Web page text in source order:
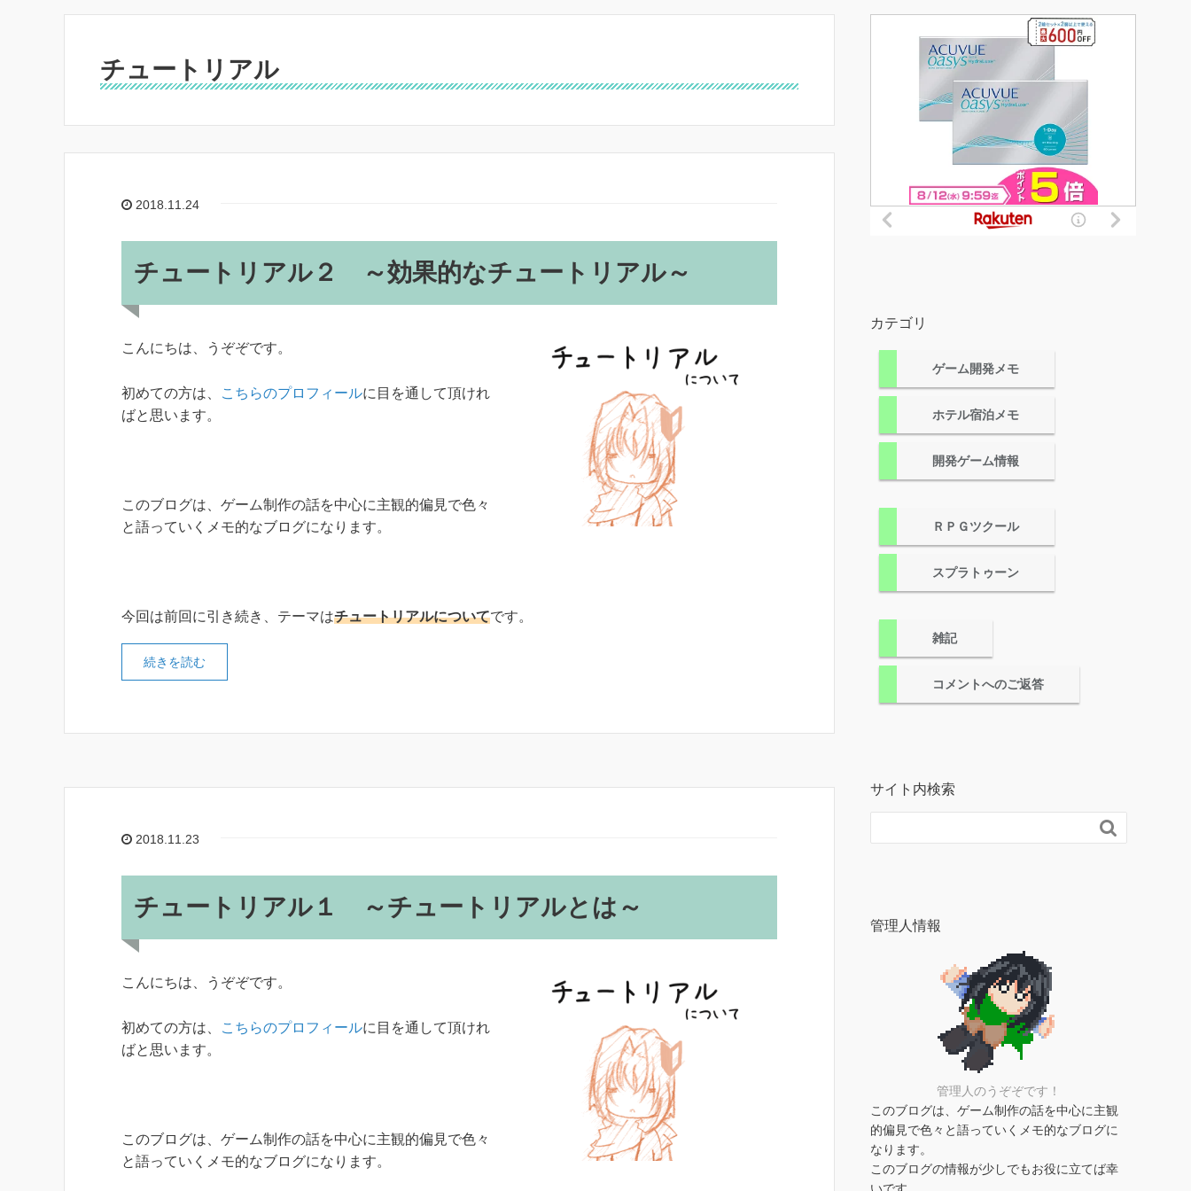
チュートリアル
2018.11.24
チュートリアル２ ～効果的なチュートリアル～
こんにちは、うぞぞです。
初めての方は、 こちらのプロフィールに目を通して頂けれ
ばと思います。
このブログは、ゲーム制作の話を中心に主観的偏見で色々
と語っていくメモ的なブログになります。
今回は前回に引き続き、テーマはチュートリアルについてです。
続きを読む
2018.11.23
チュートリアル１ ～チュートリアルとは～
こんにちは、うぞぞです。
初めての方は、 こちらのプロフィールに目を通して頂けれ
ばと思います。
このブログは、ゲーム制作の話を中心に主観的偏見で色々
と語っていくメモ的なブログになります。
カテゴリ
ゲーム開発メモ
ホテル宿泊メモ
開発ゲーム情報
ＲＰＧツクール
スプラトゥーン
雑記
コメントへのご返答
サイト内検索

管理人情報
管理人のうぞぞです！
このブログは、ゲーム制作の話を中心に主観
的偏見で色々と語っていくメモ的なブログに
なります。
このブログの情報が少しでもお役に立てば幸